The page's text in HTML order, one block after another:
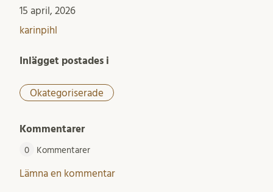
15 april, 2026
karinpihl
Inlägget postades i
Okategoriserade
Kommentarer
0 Kommentarer
Lämna en kommentar